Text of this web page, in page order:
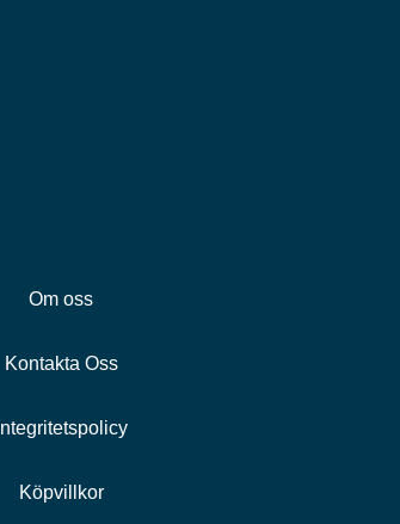
Om oss
Kontakta Oss
Integritetspolicy
Köpvillkor